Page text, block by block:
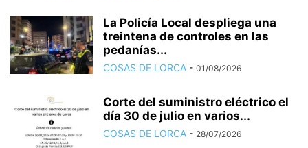
La Policía Local despliega una
treintena de controles en las
pedanías...
COSAS DE LORCA - 01/08/2026
Corte del suministro eléctrico el
día 30 de julio en varios...
COSAS DE LORCA - 28/07/2026